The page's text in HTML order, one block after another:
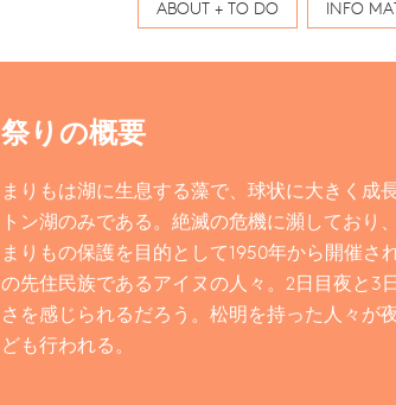
ABOUT + TO DO INFO
祭りの概要
まりもは湖に生息する藻で、球状に大きく成
トン湖のみである。絶滅の危機に瀕してお
まりもの保護を目的として1950年から開催
の先住民族であるアイヌの人々。2日目夜と3
さを感じられるだろう。松明を持った人々が
ども行われる。